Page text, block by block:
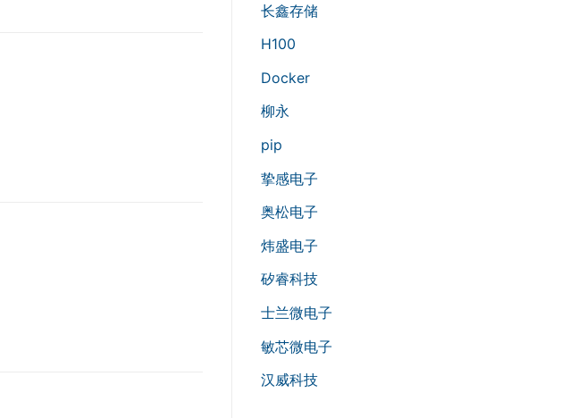
长鑫存储
H100
Docker
柳永
pip
挚感电子
奥松电子
炜盛电子
矽睿科技
士兰微电子
敏芯微电子
汉威科技